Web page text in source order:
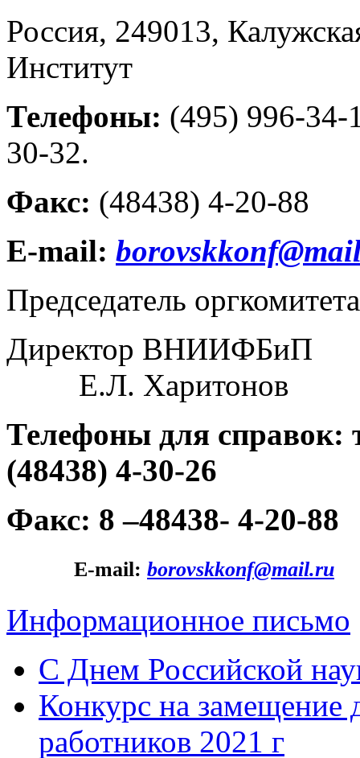
Россия, 249013,
Институт
Телефоны: (495) 996-34-
30-32.
Факс: (48438) 4-20-88
Е-mail:
Председатель оргкомитета
Е.Л. Харитонов
Телефоны для справок:
(48438) 4-30-26
Факс: 8 –48438- 4-20-88
Е-mail: borovskkonf@mail.ru
Информационное письмо
С Днем Российской
Конкурс на замещение
работников 2021 г